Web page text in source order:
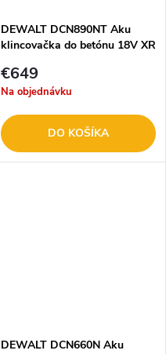
DEWALT DCN890NT Aku
klincovačka do betónu 18V XR
€649
Na objednávku
DO KOŠÍKA
DEWALT DCN660N Aku